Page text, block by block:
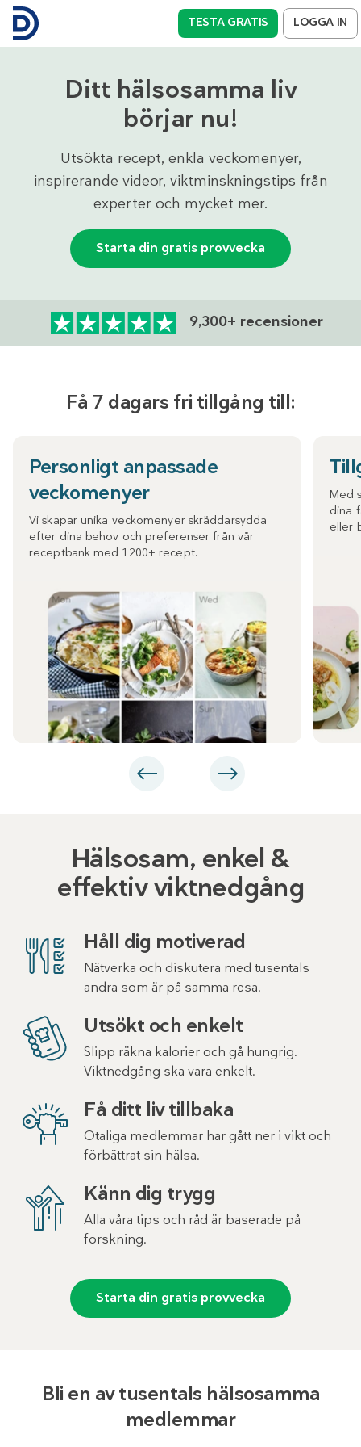
TESTA GRATIS LOGGA IN
Ditt hälsosamma liv
börjar nu!
Utsökta recept, enkla veckomenyer,
inspirerande videor, viktminskningstips från
experter och mycket mer.
Starta din gratis provvecka
9,300+ recensioner
Få 7 dagars fri tillgång till:
Personligt anpassade
veckomenyer
Vi skapar unika veckomenyer skräddarsydda
efter dina behov och preferenser från vår
receptbank med 1200+ recept.
Med
dina
eller
Hälsosam, enkel &
effektiv viktnedgång
Håll dig motiverad
Nätverka och diskutera med tusentals
andra som är på samma resa.
Utsökt och enkelt
Slipp räkna kalorier och gå hungrig.
Viktnedgång ska vara enkelt.
Få ditt liv tillbaka
Otaliga medlemmar har gått ner i vikt och
förbättrat sin hälsa.
Känn dig trygg
Alla våra tips och råd är baserade på
forskning.
Starta din gratis provvecka
Bli en av tusentals hälsosamma
medlemmar